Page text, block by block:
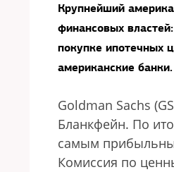
Крупнейший
финансовых
покупке ипотечных
американские банки.
Goldman Sachs
Бланкфейн. По
самым
Комиссия по